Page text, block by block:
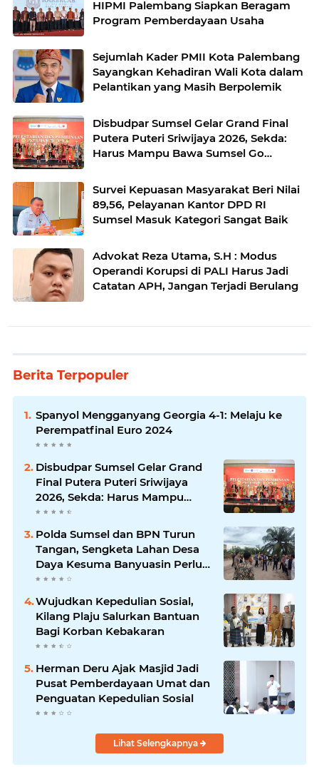
HIPMI Palembang Siapkan Beragam
Program Pemberdayaan Usaha
Sejumlah Kader PMII Kota Palembang
Sayangkan Kehadiran Wali Kota dalam
Pelantikan yang Masih Berpolemik
Disbudpar Sumsel Gelar Grand Final
Putera Puteri Sriwijaya 2026, Sekda:
Harus Mampu Bawa Sumsel Go
Survei Kepuasan Masyarakat Beri Nilai
89,56, Pelayanan Kantor DPD RI
Sumsel Masuk Kategori Sangat Baik
Advokat Reza Utama, S.H : Modus
Operandi Korupsi di PALI Harus Jadi
Catatan APH, Jangan Terjadi Berulang
Berita Terpopuler
Spanyol Mengganyang Georgia 4-1: Melaju ke
Perempatfinal Euro 2024
Disbudpar Sumsel Gelar Grand
Final Putera Puteri Sriwijaya
2026, Sekda: Harus Mampu
Bawa Sumsel Go Internasional
Polda Sumsel dan BPN Turun
Tangan, Sengketa Lahan Desa
Daya Kesuma Banyuasin Perlu
Kepastian Hukum
Wujudkan Kepedulian Sosial,
Kilang Plaju Salurkan Bantuan
Bagi Korban Kebakaran
Herman Deru Ajak Masjid Jadi
Pusat Pemberdayaan Umat dan
Penguatan Kepedulian Sosial
Lihat Selengkapnya